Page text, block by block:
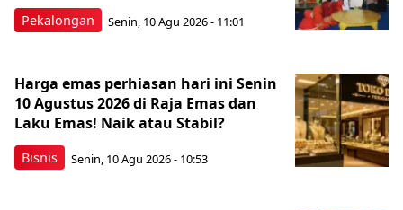
Pekalongan Senin, 10 Agu 2026 - 11:01
Bisnis
Harga emas perhiasan hari ini Senin
10 Agustus 2026 di Raja Emas dan
Laku Emas! Naik atau Stabil?
Senin, 10 Agu 2026 - 10:53